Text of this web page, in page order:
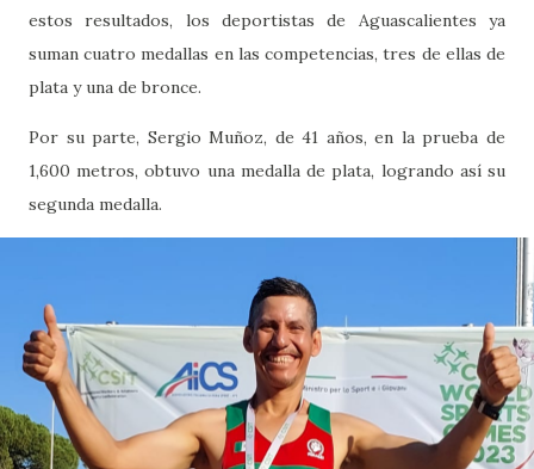
estos resultados, los deportistas de Aguascalientes ya
suman cuatro medallas en las competencias, tres de ellas de
plata y una de bronce.
Por su parte, Sergio Muñoz, de 41 años, en la prueba de
1,600 metros, obtuvo una medalla de plata, logrando así su
segunda medalla.